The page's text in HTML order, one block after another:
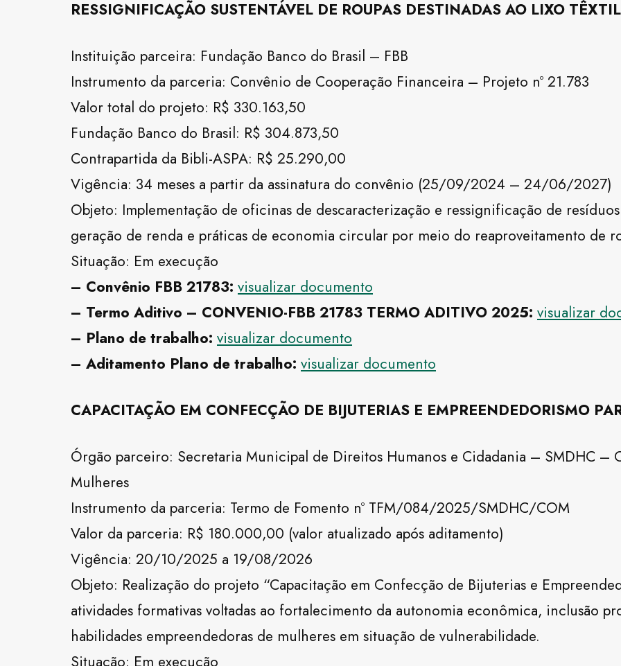
RESSIGNIFICAÇÃO SUSTENTÁVEL DE ROUPAS DESTINADAS AO LIXO TÊXTIL
Instituição parceira: Fundação Banco do Brasil – FBB
Instrumento da parceria: Convênio de Cooperação Financeira – Projeto nº 21.783
Valor total do projeto: R$ 330.163,50
Fundação Banco do Brasil: R$ 304.873,50
Contrapartida da Bibli-ASPA: R$ 25.290,00
Vigência: 34 meses a partir da assinatura do convênio (25/09/2024 – 24/06/2027)
Objeto: Implementação de oficinas de descaracterização e ressignificação de
geração de renda e práticas de economia circular por meio do reaproveitamento de
Situação: Em execução
– Convênio FBB 21783: visualizar documento
– Termo Aditivo – CONVENIO-FBB 21783 TERMO ADITIVO 2025: visualizar
– Plano de trabalho: visualizar documento
– Aditamento Plano de trabalho: visualizar documento
CAPACITAÇÃO EM CONFECÇÃO DE BIJUTERIAS E EMPREENDEDORISMO
Órgão parceiro: Secretaria Municipal de Direitos Humanos e Cidadania – SMDHC –
Mulheres
Instrumento da parceria: Termo de Fomento nº TFM/084/2025/SMDHC/COM
Valor da parceria: R$ 180.000,00 (valor atualizado após aditamento)
Vigência: 20/10/2025 a 19/08/2026
Objeto: Realização do projeto “Capacitação em Confecção de Bijuterias e
atividades formativas voltadas ao fortalecimento da autonomia econômica, inclusão
habilidades empreendedoras de mulheres em situação de vulnerabilidade.
Situação: Em execução